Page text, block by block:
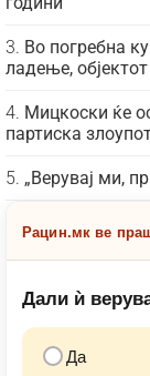
Во погребна
ладење,
Мицкоски ќе
партиска
„Верувај ми,
Рацин.мк ве
Дали ѝ
Да